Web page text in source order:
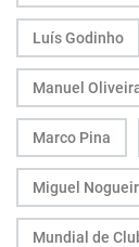
Luís Godinho
Manuel
Marco Pina
Miguel
Mundial de